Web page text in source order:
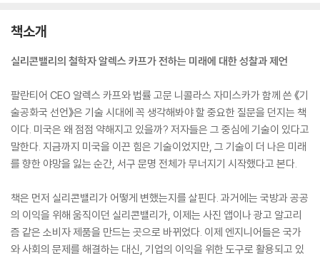
책소개
실리콘밸리의 철학자 알렉스 카프가 전하는 미래에 대한 성찰과 제언
팔란티어 CEO 알렉스 카프와 법률 고문 니콜라스 자미스카가 함께 쓴 《기
술공화국 선언》은 기술 시대에 꼭 생각해봐야 할 중요한 질문을 던지는 책
이다. 미국은 왜 점점 약해지고 있을까? 저자들은 그 중심에 기술이 있다고
말한다. 지금까지 미국을 이끈 힘은 기술이었지만, 그 기술이 더 나은 미래
를 향한 야망을 잃는 순간, 서구 문명 전체가 무너지기 시작했다고 본다.
책은 먼저 실리콘밸리가 어떻게 변했는지를 살핀다. 과거에는 국방과 공공
의 이익을 위해 움직이던 실리콘밸리가, 이제는 사진 앱이나 광고 알고리
즘 같은 소비자 제품을 만드는 곳으로 바뀌었다. 이제 엔지니어들은 국가
와 사회의 문제를 해결하는 대신, 기업의 이익을 위한 도구로 활용되고 있